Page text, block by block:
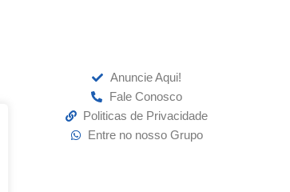
Anuncie Aqui!
Fale Conosco
Politicas de Privacidade
Entre no nosso Grupo